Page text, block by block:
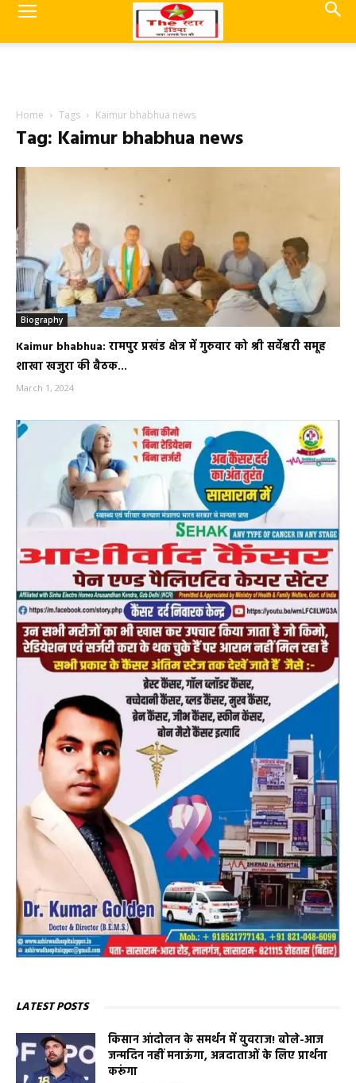
Home Tags Kaimur bhabhua news
Tag: Kaimur bhabhua news
Biography
Kaimur bhabhua: रामपुर प्रखंड क्षेत्र में गुरुवार को श्री सर्वेश्वरी समूह
शाखा खजुरा की बैठक...
March 1, 2024
LATEST POSTS
किसान आंदोलन के समर्थन में युवराज! बोले-आज
जन्मदिन नहीं मनाऊंगा, अन्नदाताओं के लिए प्रार्थना
करूंगा